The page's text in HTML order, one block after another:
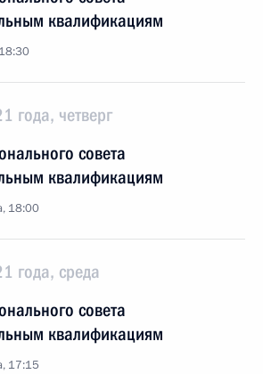
квалификациям
года, четверг
совета
квалификациям
18:00
года, среда
совета
квалификациям
17:15